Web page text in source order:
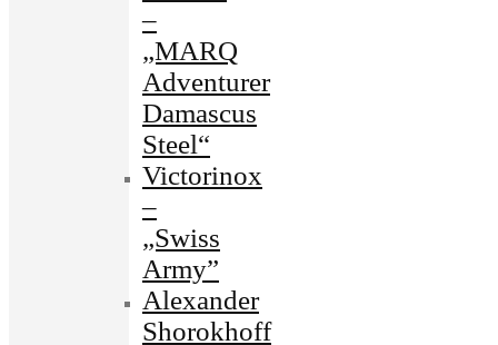
–
„MARQ
Adventurer
Damascus
Steel“
Victorinox
–
„Swiss
Army”
Alexander
Shorokhoff